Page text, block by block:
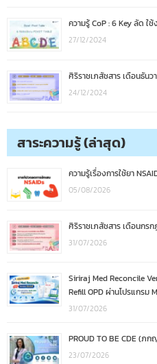
ความรู้ CoP : 6 Key ลัด ใช้
27/12/2024
ศิริราชเภสัชสาร เดือนธันว
24/12/2024
สาระความรู้ (ล่าสุด)
ความรู้เรื่องการใช้ยา
05/08/2026
ศิริราชเภสัชสาร เดือนกร
31/07/2026
Siriraj Med Reconcile
Refill OPD ผ่านโปรแกรม
31/07/2026
PROUD TO BE CDE
23/07/2026